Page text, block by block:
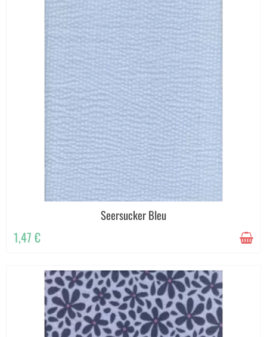
Seersucker Bleu
1,47 €